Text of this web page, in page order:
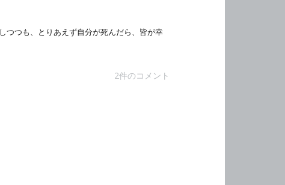
つつも、とりあえず自分が死んだら、皆が幸
2件のコメント